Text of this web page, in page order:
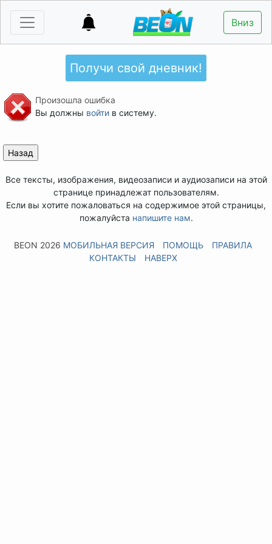
Вниз
Получи свой дневник!
Произошла ошибка
Вы должны войтив систему.
Все тексты, изображения, видеозаписи и аудиозаписи на этой
странице принадлежат пользователям.
Если вы хотите пожаловаться на содержимое этой страницы,
пожалуйста напишите нам.
BEON 2026 МОБИЛЬНАЯ ВЕРСИЯ ПОМОЩЬ
ПРАВИЛА
КОНТАКТЫ
НАВЕРХ